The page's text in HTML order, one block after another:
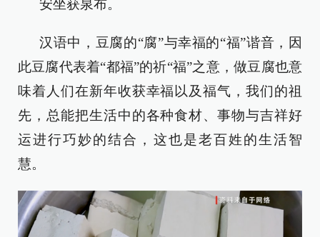
安坐获泉布。
汉语中，豆腐的“腐”与幸福的“福”谐音，因
此豆腐代表着“都福”的祈“福”之意，做豆腐也意
味着人们在新年收获幸福以及福气，我们的祖
先，总能把生活中的各种食材、事物与吉祥好
运进行巧妙的结合，这也是老百姓的生活智
慧。